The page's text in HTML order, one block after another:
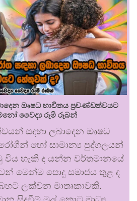
ඖෂධ භාවිතය ප්‍රචණ්ඩත්වයට
වෛද්‍ය රූමි රූබන්
සඳහා ලබාදෙන ඖෂධ
හෝ සාමාන්‍ය පුද්ගලයන්
විය හැකි ද යන්න වර්තමානයේ
මෙන්ම පොදු සමාජය තුළ ද
ලක්වන මාතෘකාවකි.